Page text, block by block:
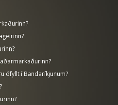
ófyllt í Bandaríkjunum?